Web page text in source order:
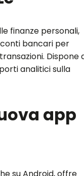
finanze personali,
bancari per
Dispone
analitici sulla
app